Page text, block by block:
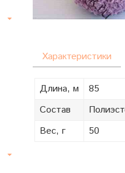
Характеристики
Длина, м
85
Состав
Вес, г
50